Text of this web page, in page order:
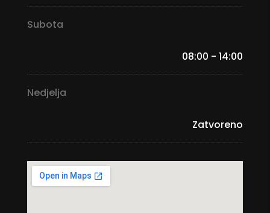
Subota
08:00 - 14:00
Nedjelja
Zatvoreno